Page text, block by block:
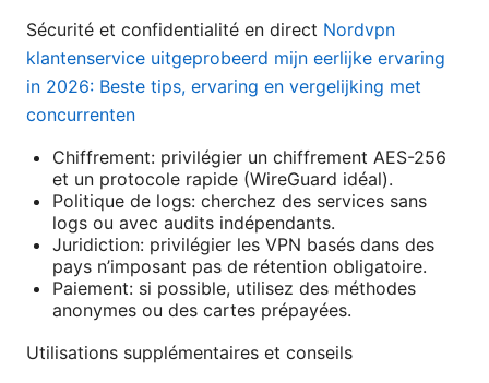
Sécurité et confidentialité en direct Nordvpn
klantenservice uitgeprobeerd mijn eerlijke ervaring
in 2026: Beste tips, ervaring en vergelijking met
concurrenten
Chiffrement: privilégier un chiffrement AES-256
et un protocole rapide (WireGuard idéal).
Politique de logs: cherchez des services sans
logs ou avec audits indépendants.
Juridiction: privilégier les VPN basés dans des
pays n’imposant pas de rétention obligatoire.
Paiement: si possible, utilisez des méthodes
anonymes ou des cartes prépayées.
Utilisations supplémentaires et conseils